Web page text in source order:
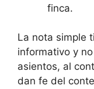
finca.
La nota simple
informativo y
asientos, al
dan fe del